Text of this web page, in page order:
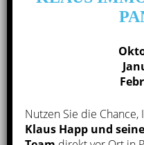
Sie sich bei Interesse
Luxuswohnung in
Immobilien gerne bei
Übersicht der
in
Nutzen Sie die Chance,
Klaus Happ und